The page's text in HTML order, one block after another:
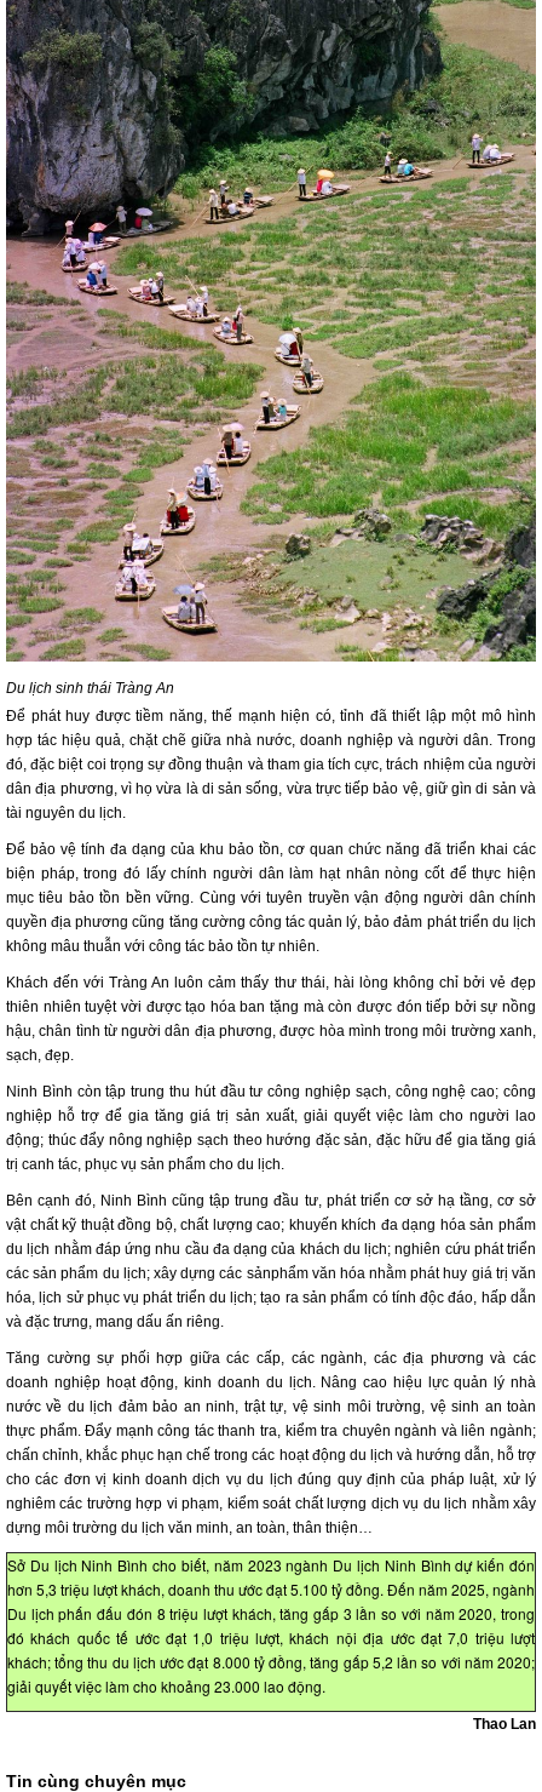
Du lịch sinh thái Tràng An
Để phát huy được tiềm năng, thế mạnh hiện có, tỉnh đã thiết lập một mô hình
hợp tác hiệu quả, chặt chẽ giữa nhà nước, doanh nghiệp và người dân. Trong
đó, đặc biệt coi trọng sự đồng thuận và tham gia tích cực, trách nhiệm của người
dân địa phương, vì họ vừa là di sản sống, vừa trực tiếp bảo vệ, giữ gìn di sản và
tài nguyên du lịch.
Để bảo vệ tính đa dạng của khu bảo tồn, cơ quan chức năng đã triển khai các
biện pháp, trong đó lấy chính người dân làm hạt nhân nòng cốt để thực hiện
mục tiêu bảo tồn bền vững. Cùng với tuyên truyền vận động người dân chính
quyền địa phương cũng tăng cường công tác quản lý, bảo đảm phát triển du lịch
không mâu thuẫn với công tác bảo tồn tự nhiên.
Khách đến với Tràng An luôn cảm thấy thư thái, hài lòng không chỉ bởi vẻ đẹp
thiên nhiên tuyệt vời được tạo hóa ban tặng mà còn được đón tiếp bởi sự nồng
hậu, chân tình từ người dân địa phương, được hòa mình trong môi trường xanh,
sạch, đẹp.
Ninh Bình còn tập trung thu hút đầu tư công nghiệp sạch, công nghệ cao; công
nghiệp hỗ trợ để gia tăng giá trị sản xuất, giải quyết việc làm cho người lao
động; thúc đẩy nông nghiệp sạch theo hướng đặc sản, đặc hữu để gia tăng giá
trị canh tác, phục vụ sản phẩm cho du lịch.
Bên cạnh đó, Ninh Bình cũng tập trung đầu tư, phát triển cơ sở hạ tầng, cơ sở
vật chất kỹ thuật đồng bộ, chất lượng cao; khuyến khích đa dạng hóa sản phẩm
du lịch nhằm đáp ứng nhu cầu đa dạng của khách du lịch; nghiên cứu phát triển
các sản phẩm du lịch; xây dựng các sảnphẩm văn hóa nhằm phát huy giá trị văn
hóa, lịch sử phục vụ phát triển du lịch; tạo ra sản phẩm có tính độc đáo, hấp dẫn
và đặc trưng, mang dấu ấn riêng.
Tăng cường sự phối hợp giữa các cấp, các ngành, các địa phương và các
doanh nghiệp hoạt động, kinh doanh du lịch. Nâng cao hiệu lực quản lý nhà
nước về du lịch đảm bảo an ninh, trật tự, vệ sinh môi trường, vệ sinh an toàn
thực phẩm. Đẩy mạnh công tác thanh tra, kiểm tra chuyên ngành và liên ngành;
chấn chỉnh, khắc phục hạn chế trong các hoạt động du lịch và hướng dẫn, hỗ trợ
cho các đơn vị kinh doanh dịch vụ du lịch đúng quy định của pháp luật, xử lý
nghiêm các trường hợp vi phạm, kiểm soát chất lượng dịch vụ du lịch nhằm xây
dựng môi trường du lịch văn minh, an toàn, thân thiện…
Sở Du lịch Ninh Bình cho biết, năm 2023 ngành Du lịch Ninh Bình dự kiến đón
hơn 5,3 triệu lượt khách, doanh thu ước đạt 5.100 tỷ đồng. Đến năm 2025, ngành
Du lịch phấn đấu đón 8 triệu lượt khách, tăng gấp 3 lần so với năm 2020, trong
đó khách quốc tế ước đạt 1,0 triệu lượt, khách nội địa ước đạt 7,0 triệu lượt
khách; tổng thu du lịch ước đạt 8.000 tỷ đồng, tăng gấp 5,2 lần so với năm 2020;
giải quyết việc làm cho khoảng 23.000 lao động.
Thao Lan
Tin cùng chuyên mục